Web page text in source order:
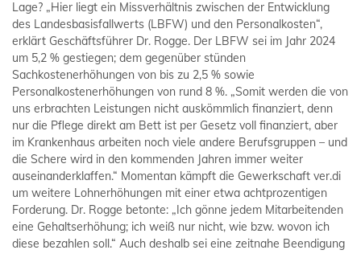
Lage? „Hier liegt ein Missverhältnis zwischen der Entwicklung
des Landesbasisfallwerts (LBFW) und den Personalkosten“,
erklärt Geschäftsführer Dr. Rogge. Der LBFW sei im Jahr 2024
um 5,2 % gestiegen; dem gegenüber stünden
Sachkostenerhöhungen von bis zu 2,5 % sowie
Personalkostenerhöhungen von rund 8 %. „Somit werden die von
uns erbrachten Leistungen nicht auskömmlich finanziert, denn
nur die Pflege direkt am Bett ist per Gesetz voll finanziert, aber
im Krankenhaus arbeiten noch viele andere Berufsgruppen – und
die Schere wird in den kommenden Jahren immer weiter
auseinanderklaffen.“ Momentan kämpft die Gewerkschaft ver.di
um weitere Lohnerhöhungen mit einer etwa achtprozentigen
Forderung. Dr. Rogge betonte: „Ich gönne jedem Mitarbeitenden
eine Gehaltserhöhung; ich weiß nur nicht, wie bzw. wovon ich
diese bezahlen soll.“ Auch deshalb sei eine zeitnahe Beendigung